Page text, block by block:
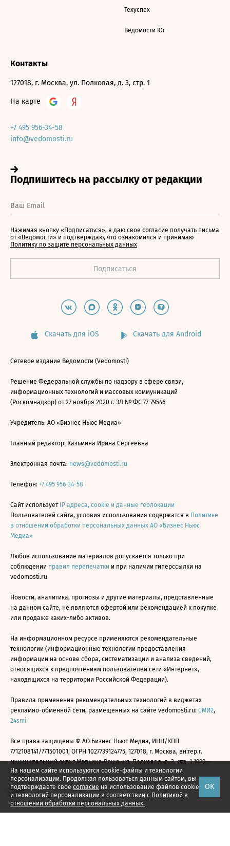
На нашем сайте используются cookie-файлы и технологии
персонализации. Продолжая пользоваться данным сайтом, вы
подтверждаете свое согласие на использование файлов cookie
и технологий персонализации в соответствии с Политикой в
отношении обработки персональных данных.
ОК
Техуспех
Ведомости Юг
Контакты
127018, г. Москва, ул. Полковая, д. 3, стр. 1
На карте
+7 495 956-34-58
info@vedomosti.ru
Нажимая кнопку «Подписаться», я даю свое согласие получать письма
от «Ведомости» и подтверждаю, что ознакомился и принимаю
Политику по защите персональных данных
Скачать для iOS Скачать для Android
Сетевое издание Ведомости (Vedomosti)
Решение Федеральной службы по надзору в сфере связи,
информационных технологий и массовых коммуникаций
(Роскомнадзор) от 27 ноября 2020 г. ЭЛ № ФС 77-79546
Учредитель: АО «Бизнес Ньюс Медиа»
Главный редактор: Казьмина Ирина Сергеевна
Электронная почта: news@vedomosti.ru
Телефон: +7 495 956-34-58
Сайт использует IP адреса, cookie и данные геолокации
Пользователей сайта, условия использования содержатся в Политике
в отношении обработки персональных данных АО «Бизнес Ньюс
Медиа»
Любое использование материалов допускается только при
соблюдении правил перепечатки и при наличии гиперссылки на
vedomosti.ru
Новости, аналитика, прогнозы и другие материалы, представленные
на данном сайте, не являются офертой или рекомендацией к покупке
или продаже каких-либо активов.
На информационном ресурсе применяются рекомендательные
технологии (информационные технологии предоставления
информации на основе сбора, систематизации и анализа сведений,
относящихся к предпочтениям пользователей сети «Интернет»,
находящихся на территории Российской Федерации).
Правила применения рекомендательных технологий в виджетах
рекламно-обменной сети, размещенных на сайте vedomosti.ru: СМИ2,
24smi
Все права защищены © АО Бизнес Ньюс Медиа, ИНН/КПП
7712108141/771501001, ОГРН 1027739124775, 127018, г. Москва, вн.тер.г.
муниципальный округ Марьина Роща, ул. Полковая, д. 3, стр. 1 1999—
2026